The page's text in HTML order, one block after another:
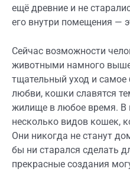
ещё древние и не
его внутри помещения —
Сейчас возможности
животными намного
тщательный уход и
любви, кошки славятся
жилище в любое время. В
несколько видов кошек,
Они никогда не станут
бы ни старался сделать
прекрасные создания